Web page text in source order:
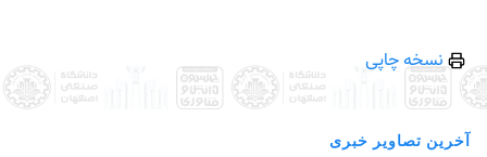
نسخه چاپی
آخرین تصاویر خبری